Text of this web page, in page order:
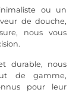
ou un
de douche,
nous vous
durable, nous
de gamme,
pour leur